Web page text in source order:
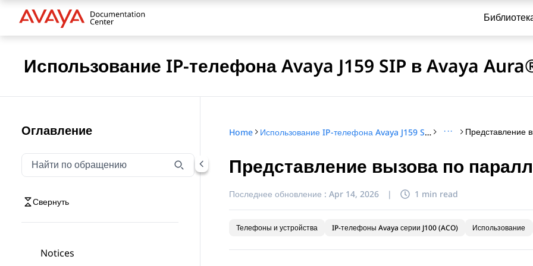
Использование IP-телефона Avaya J159 SIP в Avaya
Оглавление
Фильтровать навигацию по обращению
Введите текст для фильтрации элементов навигации по обращению
Свернуть
Notices
Home Использование IP-телефона Avaya J159 SIP в Avaya Aura® ···
Представление вызова по
Последнее обновление : Apr 14, 2026 | 1 min read
Телефоны и устройства IP-телефоны Avaya серии J100 (ACO) Использование